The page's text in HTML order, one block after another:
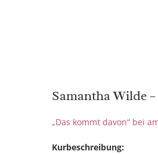
Samantha Wilde
„Das kommt davon“ bei
Kurbeschreibung: